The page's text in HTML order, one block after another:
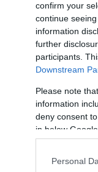
confirm your
continue
information
further
participants.
Downstream
Please note
information
deny consent
in below
Personal
WOMEN